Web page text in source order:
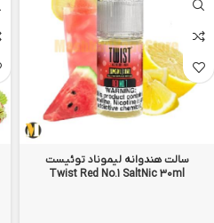
سالت هندوانه لیموناد توئیست
Twist Red No.1 SaltNic 30ml